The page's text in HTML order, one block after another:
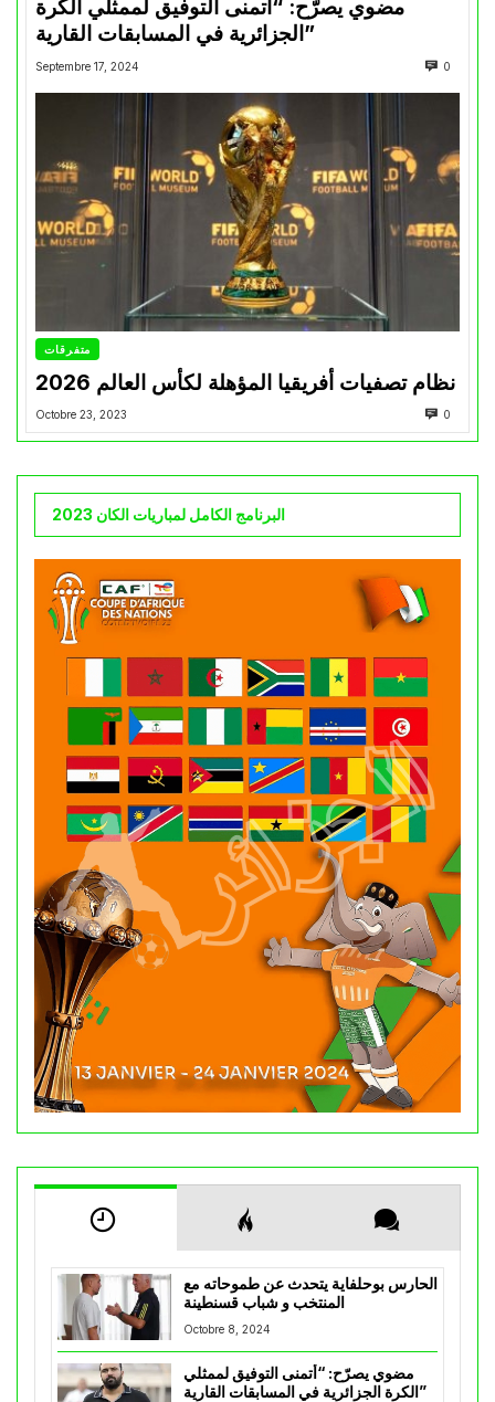
مضوي يصرّح: “أتمنى التوفيق لممثلي الكرة
الجزائرية في المسابقات القارية”
Septembre 17, 2024 0
متفرقات
نظام تصفيات أفريقيا المؤهلة لكأس العالم 2026
Octobre 23, 2023 0
البرنامج الكامل لمباريات الكان 2023
الحارس بوحلفاية يتحدث عن طموحاته مع
المنتخب و شباب قسنطينة
Octobre 8, 2024
مضوي يصرّح: “أتمنى التوفيق لممثلي
الكرة الجزائرية في المسابقات القارية”